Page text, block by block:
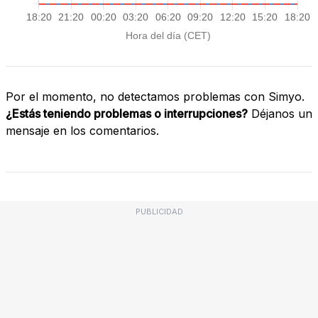
Por el momento, no detectamos problemas con Simyo.
¿Estás teniendo problemas o interrupciones? Déjanos un
mensaje en los comentarios.
PUBLICIDAD